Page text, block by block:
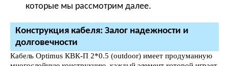
которые мы рассмотрим далее.
Конструкция кабеля: Залог надежности и
долговечности
Кабель Optimus КВК-П 2*0.5 (outdoor) имеет продуманную